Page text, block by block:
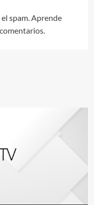
spam. Aprende